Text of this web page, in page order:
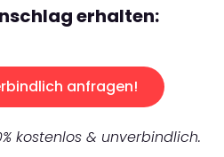
erhalten:
anfragen!
kostenlos & unverbindlich.